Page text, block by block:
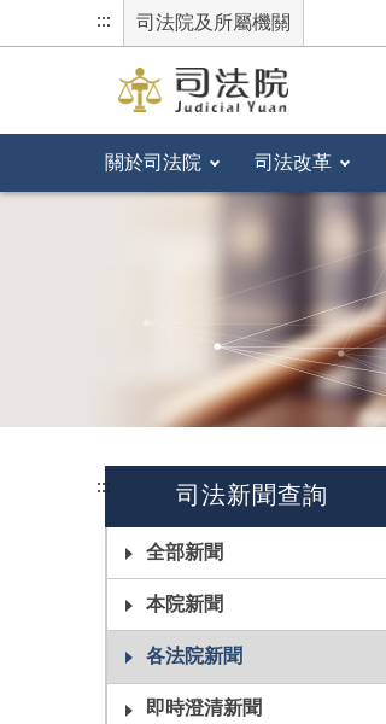
::: 司法院及所屬機關
關於司法院 司法改革
::: 司法新聞查詢
全部新聞
本院新聞
各法院新聞
即時澄清新聞